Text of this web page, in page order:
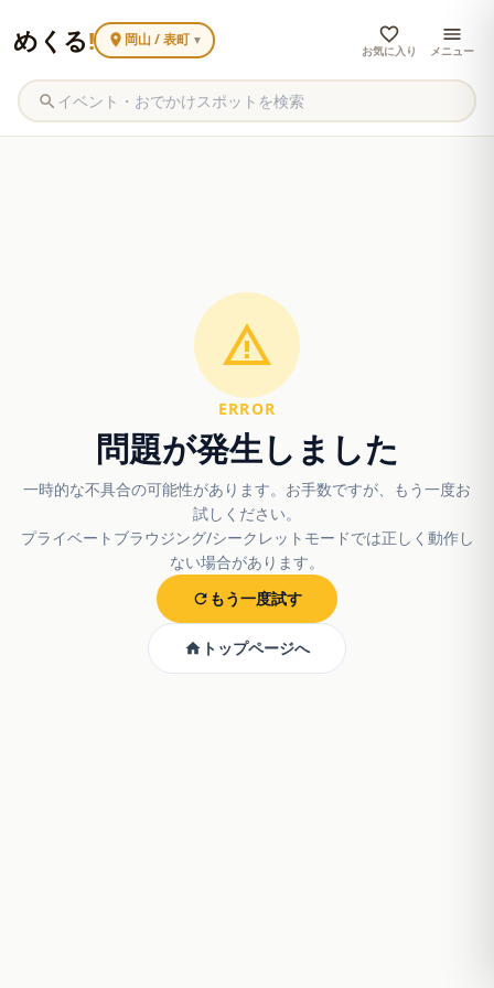
めくる! 岡山 / 表町 ▼
お気に入り メニュー
ERROR
問題が発生しました
一時的な不具合の可能性があります。お手数ですが、もう一度お
試しください。
プライベートブラウジング/シークレットモードでは正しく動作し
ない場合があります。
もう一度試す
トップページへ